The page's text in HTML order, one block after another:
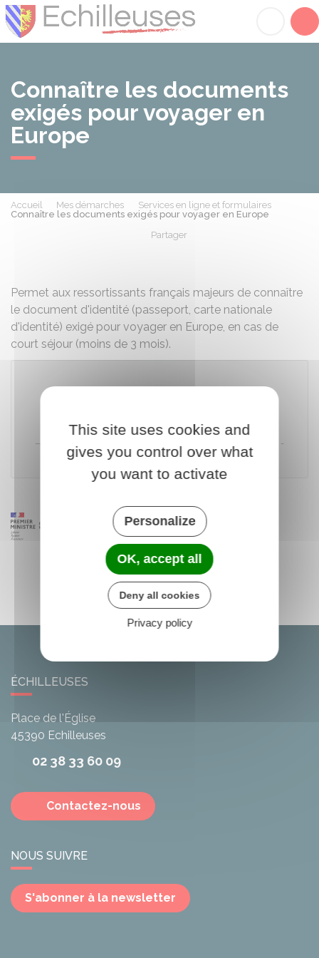
Connaître les documents
exigés pour voyager en
Europe
Accueil Mes démarches
Services en ligne et formulaires
Connaître les documents exigés pour voyager en Europe
Partager
Permet aux ressortissants français majeurs de connaître
le document d'identité (passeport, carte nationale
d'identité) exigé pour voyager en Europe, en cas de
court séjour (moins de 3 mois).
Direction de l'information légale et administrative (Dila) -
Premier ministre
ÉCHILLEUSES
Place de l'Église
45390 Echilleuses
02 38 33 60 09
Contactez-nous
NOUS SUIVRE
S'abonner à la newsletter
This site uses cookies and
gives you control over what
you want to activate
Personalize
OK, accept all
Deny all cookies
Privacy policy